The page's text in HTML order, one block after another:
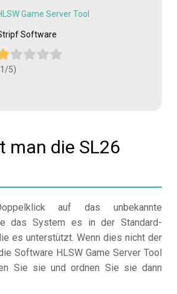
Game Server Tool
Software
5)
man die SL26
auf das unbekannte
das System es in der Standard-
es unterstützt. Wenn dies nicht der
Software HLSW Game Server Tool
Sie sie und ordnen Sie sie dann